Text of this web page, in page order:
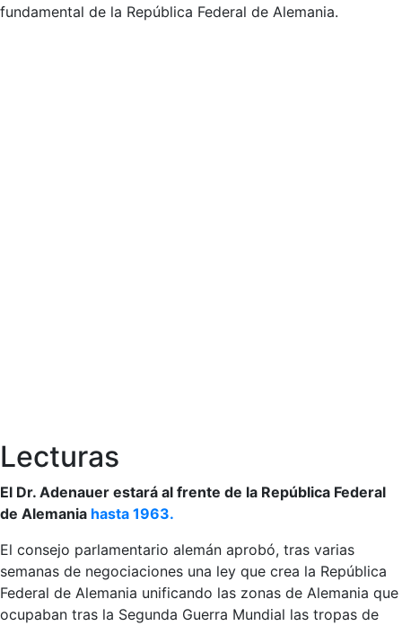
fundamental de la República Federal de Alemania.
Lecturas
El Dr. Adenauer estará al frente de la República Federal
de Alemania hasta 1963.
El consejo parlamentario alemán aprobó, tras varias
semanas de negociaciones una ley que crea la República
Federal de Alemania unificando las zonas de Alemania que
ocupaban tras la Segunda Guerra Mundial las tropas de